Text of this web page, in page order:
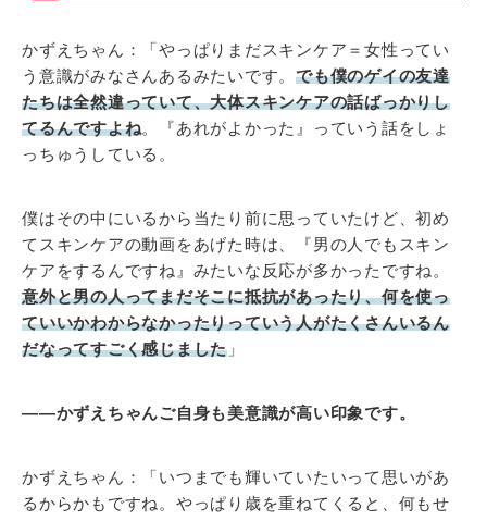
かずえちゃん：「やっぱりまだスキンケア＝女性ってい
う意識がみなさんあるみたいです。 でも僕のゲイの友達
たちは全然違っていて、大体スキンケアの話ばっかりし
てるんですよね。『あれがよかった』っていう話をしょ
っちゅうしている。
僕はその中にいるから当たり前に思っていたけど、初め
てスキンケアの動画をあげた時は、『男の人でもスキン
ケアをするんですね』みたいな反応が多かったですね。
意外と男の人ってまだそこに抵抗があったり、何を使っ
ていいかわからなかったりっていう人がたくさんいるん
だなってすごく感じました 」
――かずえちゃんご自身も美意識が高い印象です。
かずえちゃん：「いつまでも輝いていたいって思いがあ
るからかもですね。やっぱり歳を重ねてくると、何もせ